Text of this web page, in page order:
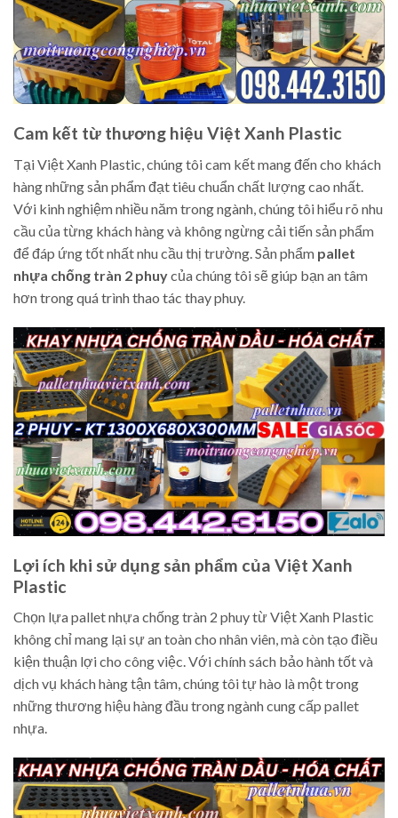
Cam kết từ thương hiệu Việt Xanh Plastic
Tại Việt Xanh Plastic, chúng tôi cam kết mang đến cho khách
hàng những sản phẩm đạt tiêu chuẩn chất lượng cao nhất.
Với kinh nghiệm nhiều năm trong ngành, chúng tôi hiểu rõ nhu
cầu của từng khách hàng và không ngừng cải tiến sản phẩm
để đáp ứng tốt nhất nhu cầu thị trường. Sản phẩm pallet
nhựa chống tràn 2 phuycủa chúng tôi sẽ giúp bạn an tâm
hơn trong quá trình thao tác thay phuy.
Lợi ích khi sử dụng sản phẩm của Việt Xanh
Plastic
Chọn lựa pallet nhựa chống tràn 2 phuy từ Việt Xanh Plastic
không chỉ mang lại sự an toàn cho nhân viên, mà còn tạo điều
kiện thuận lợi cho công việc. Với chính sách bảo hành tốt và
dịch vụ khách hàng tận tâm, chúng tôi tự hào là một trong
những thương hiệu hàng đầu trong ngành cung cấp pallet
nhựa.